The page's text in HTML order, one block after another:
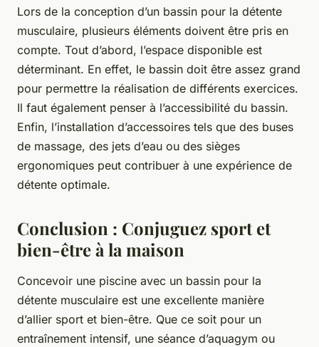
Lors de la conception d’un bassin pour la détente
musculaire, plusieurs éléments doivent être pris en
compte. Tout d’abord, l’espace disponible est
déterminant. En effet, le bassin doit être assez grand
pour permettre la réalisation de différents exercices.
Il faut également penser à l’accessibilité du bassin.
Enfin, l’installation d’accessoires tels que des buses
de massage, des jets d’eau ou des sièges
ergonomiques peut contribuer à une expérience de
détente optimale.
Conclusion : Conjuguez sport et
bien-être à la maison
Concevoir une piscine avec un bassin pour la
détente musculaire est une excellente manière
d’allier sport et bien-être. Que ce soit pour un
entraînement intensif, une séance d’aquagym ou